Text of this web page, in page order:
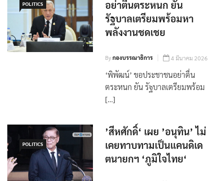
POLITICS
‘พิพัฒน์’ ขอประชาชน
อย่าตื่นตระหนก ยัน
รัฐบาลเตรียมพร้อมหา
พลังงานชดเชย
Byกองบรรณาธิการ 4 มีนาคม 2026
‘พิพัฒน์’ ขอประชาชนอย่าตื่น
POLITICS
’สีหศักดิ์‘ เผย ’อนุทิน’ ไม่
เคยทาบทามเป็นแคนดิเด